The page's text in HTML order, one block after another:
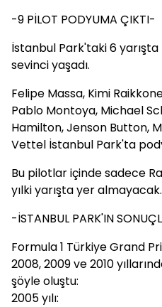
-9 PİLOT PODYUMA ÇIKTI-
İstanbul Park'taki 6
sevinci yaşadı.
Felipe Massa, Kimi
Pablo Montoya, Michael
Hamilton, Jenson Button,
Vettel İstanbul Park'ta
Bu pilotlar içinde sadece
yılki yarışta yer almayacak.
-İSTANBUL PARK'IN
Formula 1 Türkiye Grand
2008, 2009 ve 2010
şöyle oluştu:
2005 yılı: